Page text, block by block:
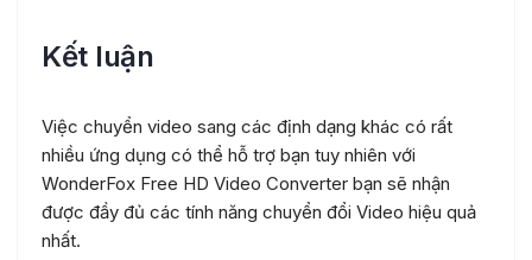
Kết luận
Việc chuyển video sang các định dạng khác có rất
nhiều ứng dụng có thể hỗ trợ bạn tuy nhiên với
WonderFox Free HD Video Converter bạn sẽ nhận
được đầy đủ các tính năng chuyển đổi Video hiệu quả
nhất.